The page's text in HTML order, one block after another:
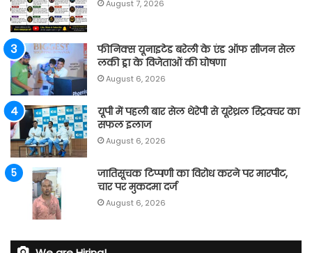
August 7, 2026
फीनिक्स यूनाइटेड बरेली के एंड ऑफ सीजन सेल
लकी ड्रा के विजेताओं की घोषणा
August 6, 2026
यूपी में पहली बार सेल थेरेपी से यूरेथ्रल स्ट्रिक्चर का
सफल इलाज
August 6, 2026
जातिसूचक टिप्पणी का विरोध करने पर मारपीट,
चार पर मुकदमा दर्ज
August 6, 2026